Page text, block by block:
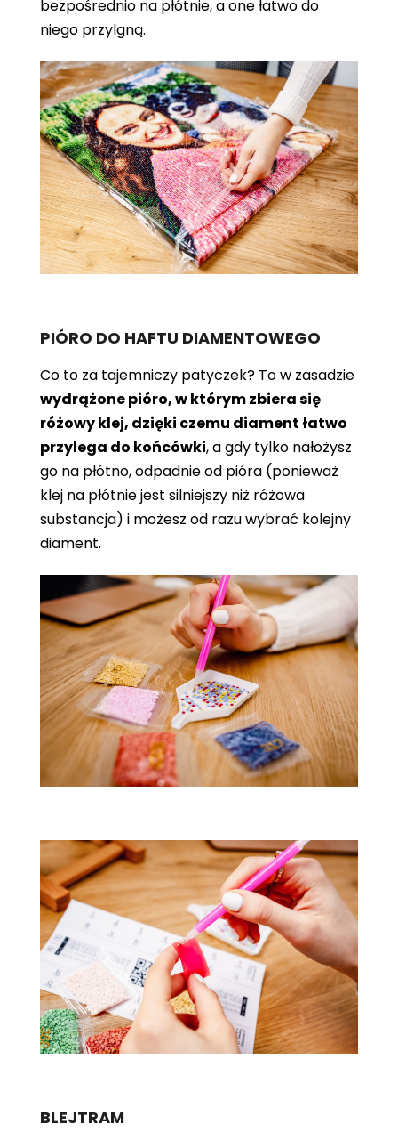
bezpośrednio na płótnie, a one łatwo do
niego przylgną.
PIÓRO DO HAFTU DIAMENTOWEGO
Co to za tajemniczy patyczek? To w zasadzie
wydrążone pióro, w którym zbiera się
różowy klej, dzięki czemu diament łatwo
przylega do końcówki, a gdy tylko nałożysz
go na płótno, odpadnie od pióra (ponieważ
klej na płótnie jest silniejszy niż różowa
substancja) i możesz od razu wybrać kolejny
diament.
BLEJTRAM